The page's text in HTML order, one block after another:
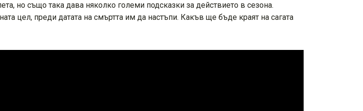
но също така дава няколко големи подсказки за действието в сезона.
цел, преди датата на смъртта им да настъпи. Какъв ще бъде краят на сагата